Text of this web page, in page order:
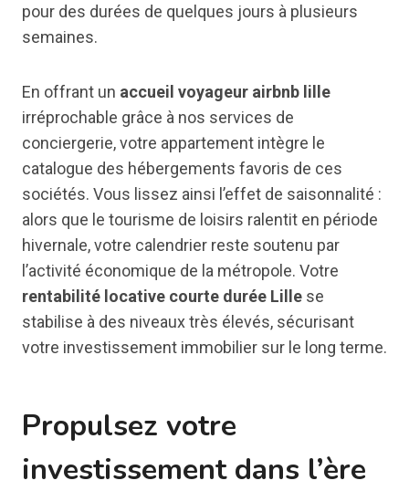
pour des durées de quelques jours à plusieurs
semaines.
En offrant un accueil voyageur airbnb lille
irréprochable grâce à nos services de
conciergerie, votre appartement intègre le
catalogue des hébergements favoris de ces
sociétés. Vous lissez ainsi l’effet de saisonnalité :
alors que le tourisme de loisirs ralentit en période
hivernale, votre calendrier reste soutenu par
l’activité économique de la métropole. Votre
rentabilité locative courte durée Lille se
stabilise à des niveaux très élevés, sécurisant
votre investissement immobilier sur le long terme.
Propulsez votre
investissement dans l’ère